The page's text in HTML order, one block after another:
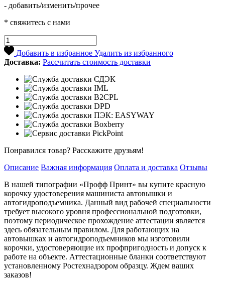
- добавить/изменить/прочее
* свяжитесь с нами
Добавить в избранное Удалить из избранного
Доставка: Рассчитать стоимость доставки
Понравился товар? Расскажите друзьям!
Описание Важная информация Оплата и доставка Отзывы
В нашей типографии «Профф Принт» вы купите красную
корочку удостоверения машиниста автовышки и
автогидроподъемника. Данный вид рабочей специальности
требует высокого уровня профессиональной подготовки,
поэтому периодическое прохождение аттестации является
здесь обязательным правилом. Для работающих на
автовышках и автогидроподъемников мы изготовили
корочки, удостоверяющие их профпригодность и допуск к
работе на объекте. Аттестационные бланки соответствуют
установленному Ростехнадзором образцу. Ждем ваших
заказов!